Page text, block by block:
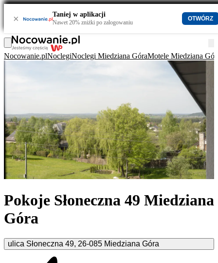
× Taniej w aplikacji
Nawet 20% zniżki po zalogowaniu
OTWÓRZ
Nocowanie.plNoclegiNoclegi Miedziana GóraMotele Miedziana
Pokoje Słoneczna 49 Miedziana
Góra
ulica Słoneczna 49, 26-085 Miedziana Góra